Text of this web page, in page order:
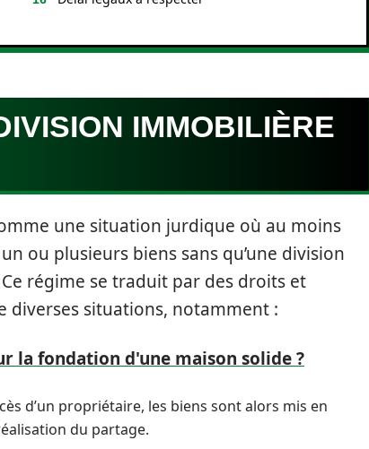
IMMOBILIÈRE
une situation jurdique où au moins
ou plusieurs biens sans qu’une division
régime se traduit par des droits et
diverses situations, notamment :
la fondation d'une maison solide ?
d’un propriétaire, les biens sont alors mis en
du partage.